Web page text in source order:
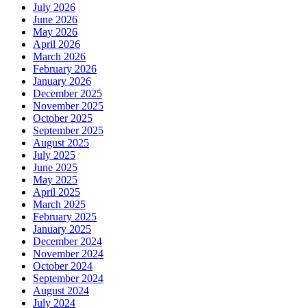
July 2026
June 2026
May 2026
April 2026
March 2026
February 2026
January 2026
December 2025
November 2025
October 2025
September 2025
August 2025
July 2025
June 2025
May 2025
April 2025
March 2025
February 2025
January 2025
December 2024
November 2024
October 2024
September 2024
August 2024
July 2024